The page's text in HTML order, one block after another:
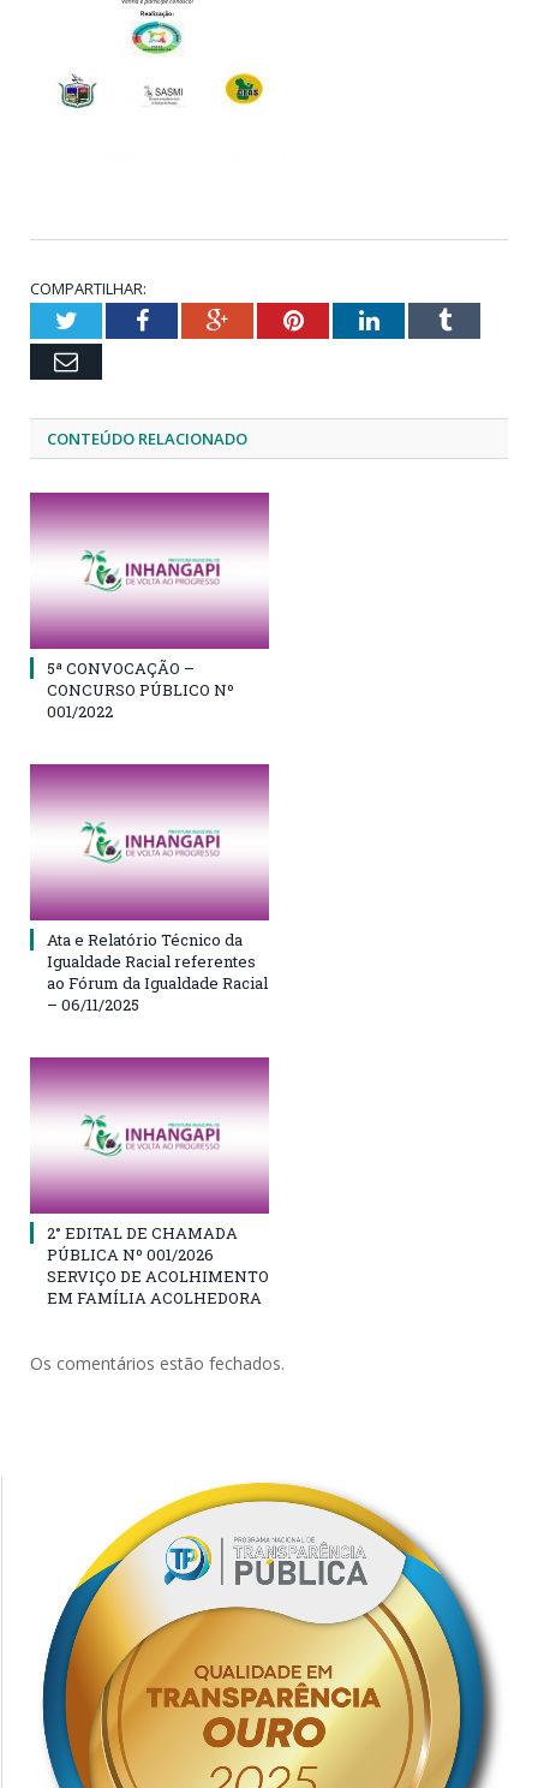
COMPARTILHAR:
TwitterFacebookGoogle+PinterestLinkedInTumblr
Email
CONTEÚDO RELACIONADO
5ª CONVOCAÇÃO –
CONCURSO PÚBLICO Nº
001/2022
Ata e Relatório Técnico da
Igualdade Racial referentes
ao Fórum da Igualdade Racial
– 06/11/2025
2° EDITAL DE CHAMADA
PÚBLICA Nº 001/2026
SERVIÇO DE ACOLHIMENTO
EM FAMÍLIA ACOLHEDORA
Os comentários estão fechados.